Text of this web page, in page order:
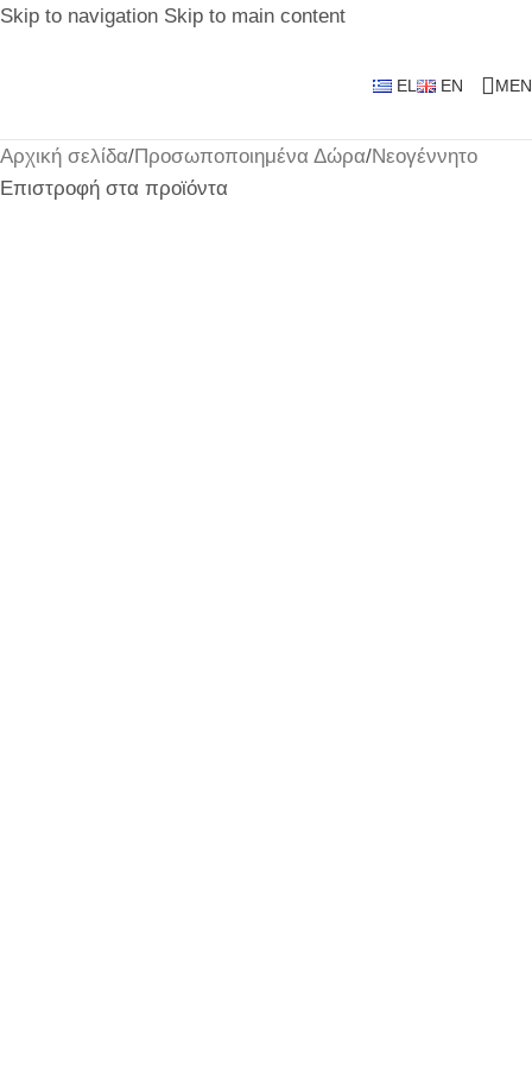
Skip to navigation Skip to main content
EL EN
Αρχική σελίδα/Προσωποποιημένα Δώρα/Νεογέννητο
Επιστροφή στα προϊόντα